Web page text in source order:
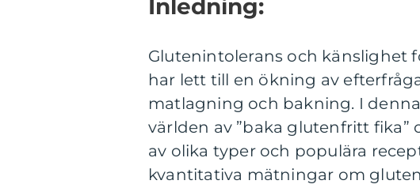
Inledning:
Glutenintolerans och känslighet
har lett till en ökning av
matlagning och bakning. I
världen av ”baka glutenfritt
av olika typer och populära
kvantitativa mätningar om